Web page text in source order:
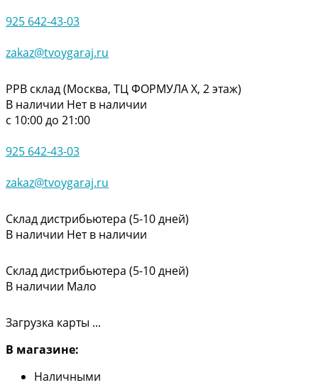
925 642-43-03
zakaz@tvoygaraj.ru
РРВ склад (Москва, ТЦ ФОРМУЛА Х, 2 этаж)
В наличии Нет в наличии
с 10:00 до 21:00
925 642-43-03
zakaz@tvoygaraj.ru
Склад дистрибьютера (5-10 дней)
В наличии Нет в наличии
Склад дистрибьютера (5-10 дней)
В наличии Мало
Загрузка карты ...
В магазине:
Наличными